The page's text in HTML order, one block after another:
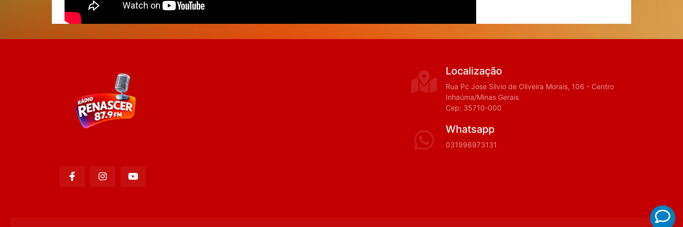
Localização
Rua Pc Jose Silvio de Oliveira Morais, 106 - Centro
Inhaúma/Minas Gerais
Cep: 35710-000
Whatsapp
031996973131